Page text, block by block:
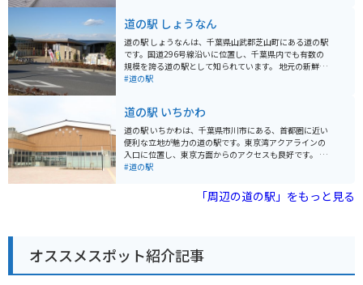
ります。道の駅には広い駐車場と休憩スペースも用意さ
れているので、バイクでのツーリングにも最適です。 特
産品としては、落花生の加工品や、梨を使ったスイーツ
などが人気です。道の駅で購入できるほか、周辺の農園
でも直売を行っている場合があります。
道の駅 しょうなん
道の駅 しょうなんは、千葉県山武郡芝山町にある道の駅
です。国道296号線沿いに位置し、千葉県内でも有数の
規模を誇る道の駅として知られています。 地元の新鮮な
農産物が購入できる農産物直売所や、地元食材を使った
れたらぜひ味わいたい一品です。 バイクで訪れる場合、
道の駅 しょうなんには広々とした駐車場が完備されてい
るため安心です。休憩スペースも充実しており、ツーリ
ングの途中に立ち寄るのに最適な場所と言えるでしょ
う。 道の駅 しょうなん周辺には、航空科学博物館や成田
#道の駅
道の駅 いちかわ
道の駅 いちかわは、千葉県市川市にある、首都圏に近い
便利な立地が魅力の道の駅です。東京湾アクアラインの
入口に位置し、東京方面からのアクセスも良好です。 地
元の新鮮な農産物が購入できる直売所は、道の駅 いちか
こと、地元産の海苔や海産物の加工品など、お土産にも
最適な品々が並びます。 また、レストランでは、地元産
駅 いちかわには、広々とした駐車場が完備されているの
で安心です。ツーリングの途中に立ち寄り、地元のグル
メや景色を楽しむのはいかがでしょうか。 周辺には、江
#道の駅
「周辺の道の駅」をもっと見る
オススメスポット紹介記事